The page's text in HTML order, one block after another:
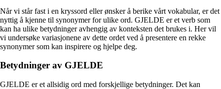
Når vi står fast i en kryssord eller ønsker å berike vårt vokabular, er det
nyttig å kjenne til synonymer for ulike ord. GJELDE er et verb som
kan ha ulike betydninger avhengig av konteksten det brukes i. Her vil
vi undersøke variasjonene av dette ordet ved å presentere en rekke
synonymer som kan inspirere og hjelpe deg.
Betydninger av GJELDE
GJELDE er et allsidig ord med forskjellige betydninger. Det kan